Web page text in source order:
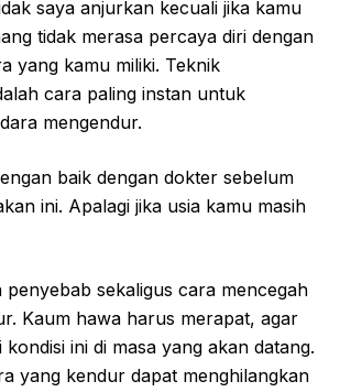
saya anjurkan kecuali jika kamu
tidak merasa percaya diri dengan
yang kamu miliki. Teknik
cara paling instan untuk
mengendur.
baik dengan dokter sebelum
ini. Apalagi jika usia kamu masih
sekaligus cara mencegah
Kaum hawa harus merapat, agar
kondisi ini di masa yang akan datang.
yang kendur dapat menghilangkan